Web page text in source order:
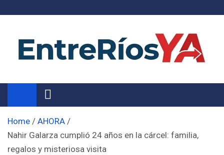
Noticias de Entre Ríos
Información de toda la provincia ahora
Home
AHORA
Nahir Galarza cumplió 24 años en la cárcel: familia,
regalos y misteriosa visita